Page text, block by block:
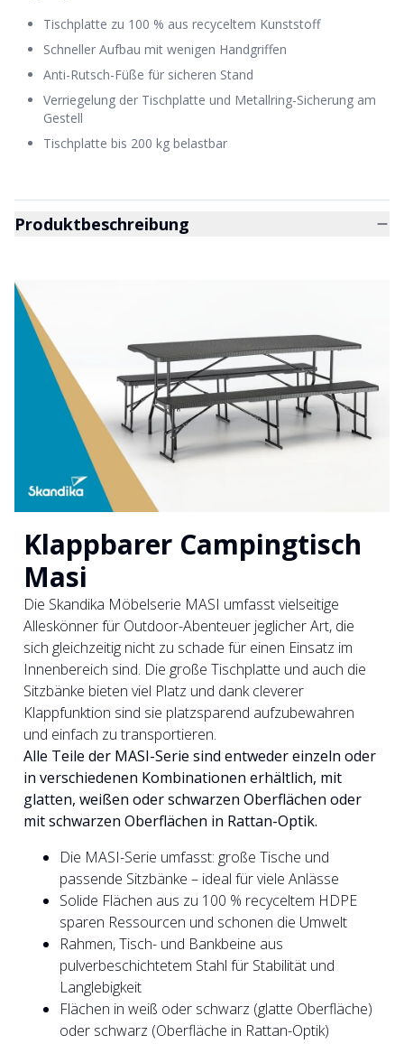
Tischplatte zu 100 % aus recyceltem Kunststoff
Schneller Aufbau mit wenigen Handgriffen
Anti-Rutsch-Füße für sicheren Stand
Verriegelung der Tischplatte und Metallring-Sicherung am
Gestell
Tischplatte bis 200 kg belastbar
Produktbeschreibung
Klappbarer Campingtisch
Masi
Die Skandika Möbelserie MASI umfasst vielseitige
Alleskönner für Outdoor-Abenteuer jeglicher Art, die
sich gleichzeitig nicht zu schade für einen Einsatz im
Innenbereich sind. Die große Tischplatte und auch die
Sitzbänke bieten viel Platz und dank cleverer
Klappfunktion sind sie platzsparend aufzubewahren
und einfach zu transportieren.
Alle Teile der MASI-Serie sind entweder einzeln oder
in verschiedenen Kombinationen erhältlich, mit
glatten, weißen oder schwarzen Oberflächen oder
mit schwarzen Oberflächen in Rattan-Optik.
Die MASI-Serie umfasst: große Tische und
passende Sitzbänke – ideal für viele Anlässe
Solide Flächen aus zu 100 % recyceltem HDPE
sparen Ressourcen und schonen die Umwelt
Rahmen, Tisch- und Bankbeine aus
pulverbeschichtetem Stahl für Stabilität und
Langlebigkeit
Flächen in weiß oder schwarz (glatte Oberfläche)
oder schwarz (Oberfläche in Rattan-Optik)